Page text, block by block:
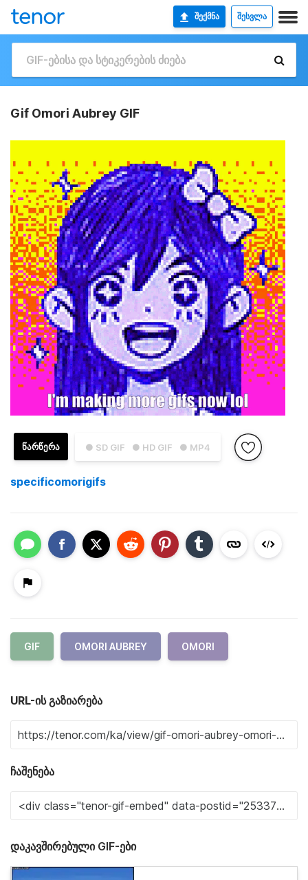
ᲨᲔᲥᲛᲜᲐ ᲨᲔᲡᲕᲚᲐ
Gif Omori Aubrey GIF
● SD GIF ● HD GIF ● MP4
ᲬᲐᲠᲬᲔᲠᲐ
specificomorigifs
GIF OMORI AUBREY OMORI
URL-ის გაზიარება
ჩაშენება
დაკავშირებული GIF-ები